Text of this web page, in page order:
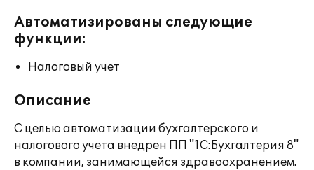
Автоматизированы следующие
функции:
Налоговый учет
Описание
С целью автоматизации бухгалтерского и
налогового учета внедрен ПП "1С:Бухгалтерия 8"
в компании, занимающейся здравоохранением.